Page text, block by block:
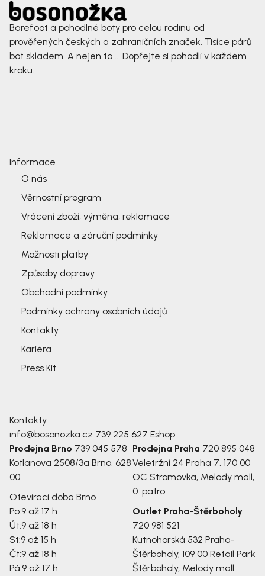
Barefoot a pohodlné boty pro celou rodinu od
prověřených českých a zahraničních značek. Tisíce párů
bot skladem. A nejen to ... Dopřejte si pohodlí v každém
kroku.
Informace
O nás
Věrnostní program
Vrácení zboží, výměna, reklamace
Reklamace a záruční podmínky
Možnosti platby
Způsoby dopravy
Obchodní podmínky
Podmínky ochrany osobních údajů
Kontakty
Kariéra
Press Kit
Kontakty
info@bosonozka.cz 739 225 627 Eshop
Prodejna Brno 739 045 578
Kotlanova 2508/3a Brno, 628
00
Otevírací doba Brno
Po:9 až 17 h
Út:9 až 18 h
St:9 až 15 h
Čt:9 až 18 h
Pá:9 až 17 h
Prodejna Praha 720 895 048
Veletržní 24 Praha 7, 170 00
OC Stromovka, Melody mall,
0. patro
Outlet Praha-Štěrboholy
720 981 521
Kutnohorská 532 Praha-
Štěrboholy, 109 00 Retail Park
Štěrboholy, Melody mall